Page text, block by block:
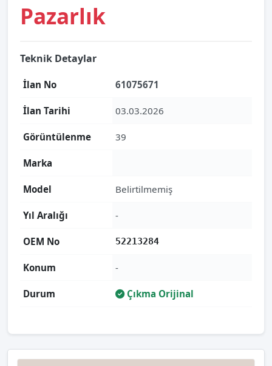
Pazarlık
Teknik Detaylar
İlan No 61075671
İlan Tarihi 03.03.2026
Görüntülenme 39
Marka
Model Belirtilmemiş
Yıl Aralığı -
OEM No 52213284
Konum -
Durum Çıkma Orijinal